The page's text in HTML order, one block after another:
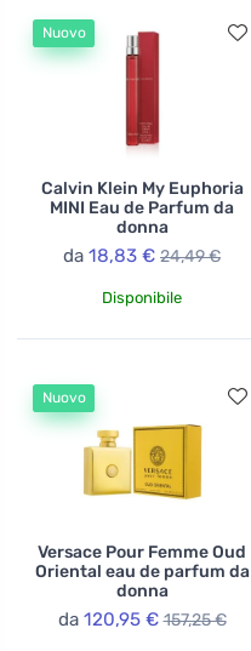
Nuovo
Calvin Klein My Euphoria
MINI Eau de Parfum da
donna
da 18,83 € 24,49 €
Disponibile
Nuovo
Versace Pour Femme Oud
Oriental eau de parfum da
donna
da 120,95 € 157,25 €